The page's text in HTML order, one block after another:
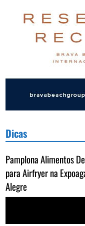
Dicas
Pamplona Alimentos
para Airfryer na
Alegre